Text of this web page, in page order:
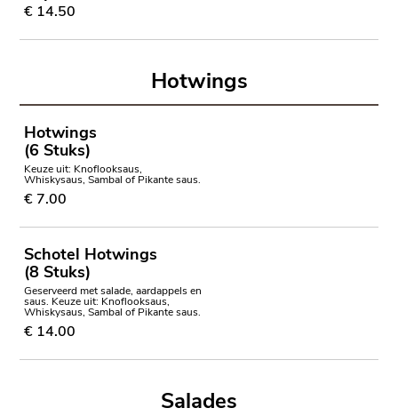
€ 14.50
Hotwings
Hotwings
(6 Stuks)
Keuze uit: Knoflooksaus,
Whiskysaus, Sambal of Pikante saus.
€ 7.00
Schotel Hotwings
(8 Stuks)
Geserveerd met salade, aardappels en
saus. Keuze uit: Knoflooksaus,
Whiskysaus, Sambal of Pikante saus.
€ 14.00
Salades